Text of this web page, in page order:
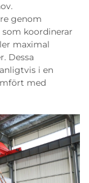
genom
koordinerar
maximal
Dessa
i en
med